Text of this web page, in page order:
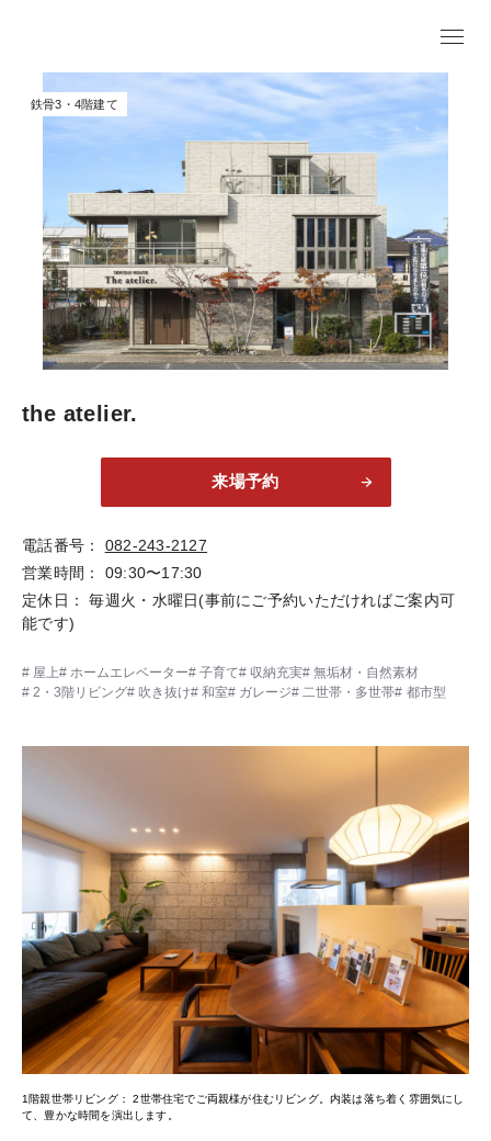
鉄骨3・4階建て
the atelier.
来場予約
電話番号
082-243-2127
営業時間
09:30〜17:30
定休日
毎週火・水曜日(事前にご予約いただければご案内可
能です)
屋上 ホームエレベーター 子育て 収納充実
無垢材・自然素材
2・3階リビング
吹き抜け 和室 ガレージ 二世帯・多世帯 都市型
1階親世帯リビング
2世帯住宅でご両親様が住むリビング。内装は落ち着く雰囲気にし
て、豊かな時間を演出します。